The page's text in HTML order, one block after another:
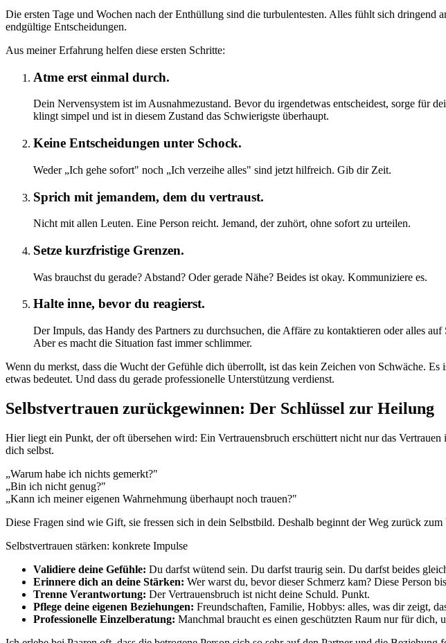
Die ersten Tage und Wochen nach der Enthüllung sind die turbulentesten. Alles fühlt sich dringend
endgültige Entscheidungen.
Aus meiner Erfahrung helfen diese ersten Schritte:
Atme erst einmal durch.
Dein Nervensystem ist im Ausnahmezustand. Bevor du irgendetwas entscheidest, sorge für
klingt simpel und ist in diesem Zustand das Schwierigste überhaupt.
Keine Entscheidungen unter Schock.
Weder „Ich gehe sofort" noch „Ich verzeihe alles" sind jetzt hilfreich. Gib dir Zeit.
Sprich mit jemandem, dem du vertraust.
Nicht mit allen Leuten. Eine Person reicht. Jemand, der zuhört, ohne sofort zu urteilen.
Setze kurzfristige Grenzen.
Was brauchst du gerade? Abstand? Oder gerade Nähe? Beides ist okay. Kommuniziere es.
Halte inne, bevor du reagierst.
Der Impuls, das Handy des Partners zu durchsuchen, die Affäre zu kontaktieren oder alles
Aber es macht die Situation fast immer schlimmer.
Wenn du merkst, dass die Wucht der Gefühle dich überrollt, ist das kein Zeichen von Schwäche. Es
etwas bedeutet. Und dass du gerade professionelle Unterstützung verdienst.
Selbstvertrauen zurückgewinnen: Der Schlüssel zur Heilung
Hier liegt ein Punkt, der oft übersehen wird: Ein Vertrauensbruch erschüttert nicht nur das Vertrauen
dich selbst.
„Warum habe ich nichts gemerkt?"
„Bin ich nicht genug?"
„Kann ich meiner eigenen Wahrnehmung überhaupt noch trauen?"
Diese Fragen sind wie Gift, sie fressen sich in dein Selbstbild. Deshalb beginnt der Weg zurück
Selbstvertrauen stärken: konkrete Impulse
Validiere deine Gefühle: Du darfst wütend sein. Du darfst traurig sein. Du darfst beides
Erinnere dich an deine Stärken: Wer warst du, bevor dieser Schmerz kam? Diese Person
Trenne Verantwortung: Der Vertrauensbruch ist nicht deine Schuld. Punkt.
Pflege deine eigenen Beziehungen: Freundschaften, Familie, Hobbys: alles, was dir zeigt,
Professionelle Einzelberatung: Manchmal braucht es einen geschützten Raum nur für dich,